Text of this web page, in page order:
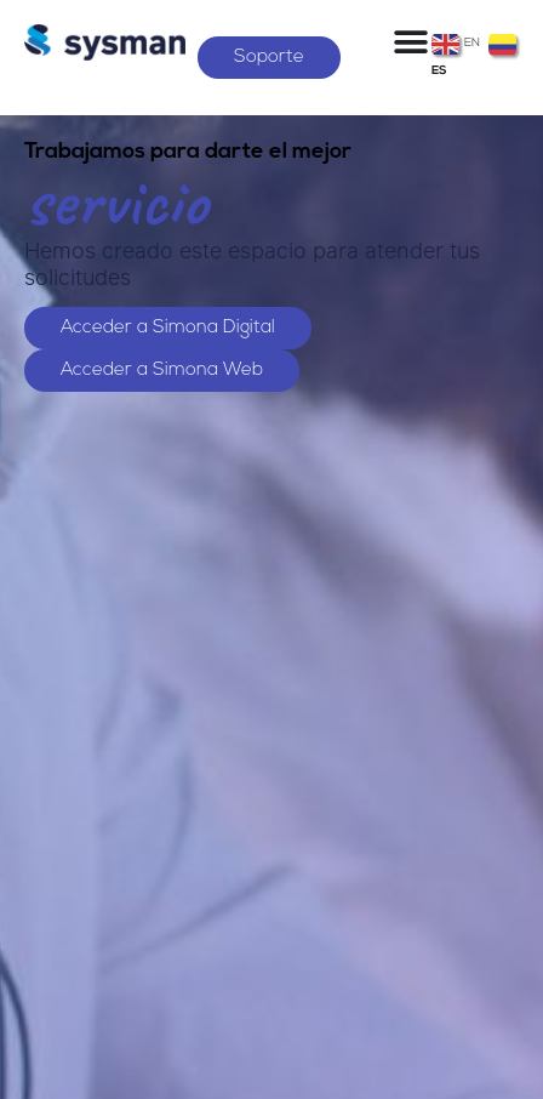
Soporte
EN
ES
Trabajamos para darte el mejor
servicio
Hemos creado este espacio para atender tus
solicitudes
Acceder a Simona Digital
Acceder a Simona Web